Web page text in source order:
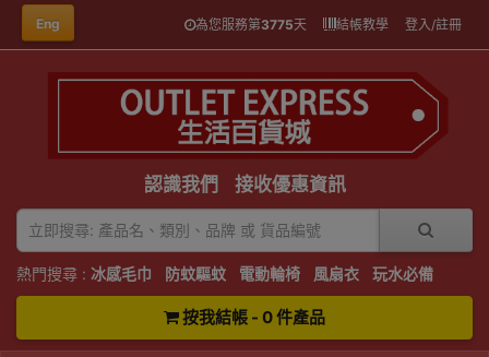
Eng 為您服務第3775天 結帳教學 登入/註冊
認識我們 接收優惠資訊
熱門搜尋 : 冰感毛巾 防蚊驅蚊 電動輪椅 風扇衣 玩水必備
按我結帳 - 0 件產品